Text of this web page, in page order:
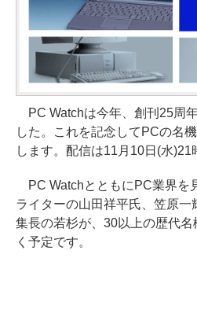
PC Watchは今年、創刊25周
した。これを記念してPCの名
します。配信は11月10日(水)21
PC WatchとともにPC業界を
ライターの山田祥平氏、笠原一
集長の若杉が、30以上の歴代
く予定です。